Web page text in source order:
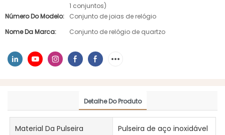
1 conjuntos)
Número Do Modelo:
Conjunto de joias de relógio
Nome Da Marca:
Conjunto de relógio de quartzo
Detalhe Do Produto
Material Da Pulseira Pulseira de aço inoxidável